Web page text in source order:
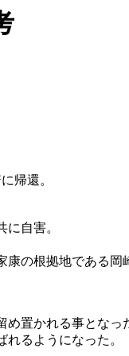
帰還。
自害。
の根拠地である岡
置かれる事となっ
るようになった。